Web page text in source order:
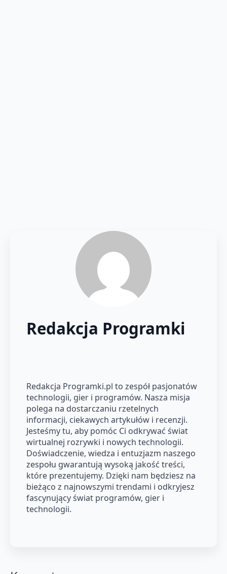
Redakcja Programki
Redakcja Programki.pl to zespół pasjonatów
technologii, gier i programów. Nasza misja
polega na dostarczaniu rzetelnych
informacji, ciekawych artykułów i recenzji.
Jesteśmy tu, aby pomóc Ci odkrywać świat
wirtualnej rozrywki i nowych technologii.
Doświadczenie, wiedza i entuzjazm naszego
zespołu gwarantują wysoką jakość treści,
które prezentujemy. Dzięki nam będziesz na
bieżąco z najnowszymi trendami i odkryjesz
fascynujący świat programów, gier i
technologii.